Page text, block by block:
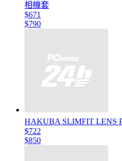
相機套
$671
$790
HAKUBA SLIMFIT LENS
$722
$850